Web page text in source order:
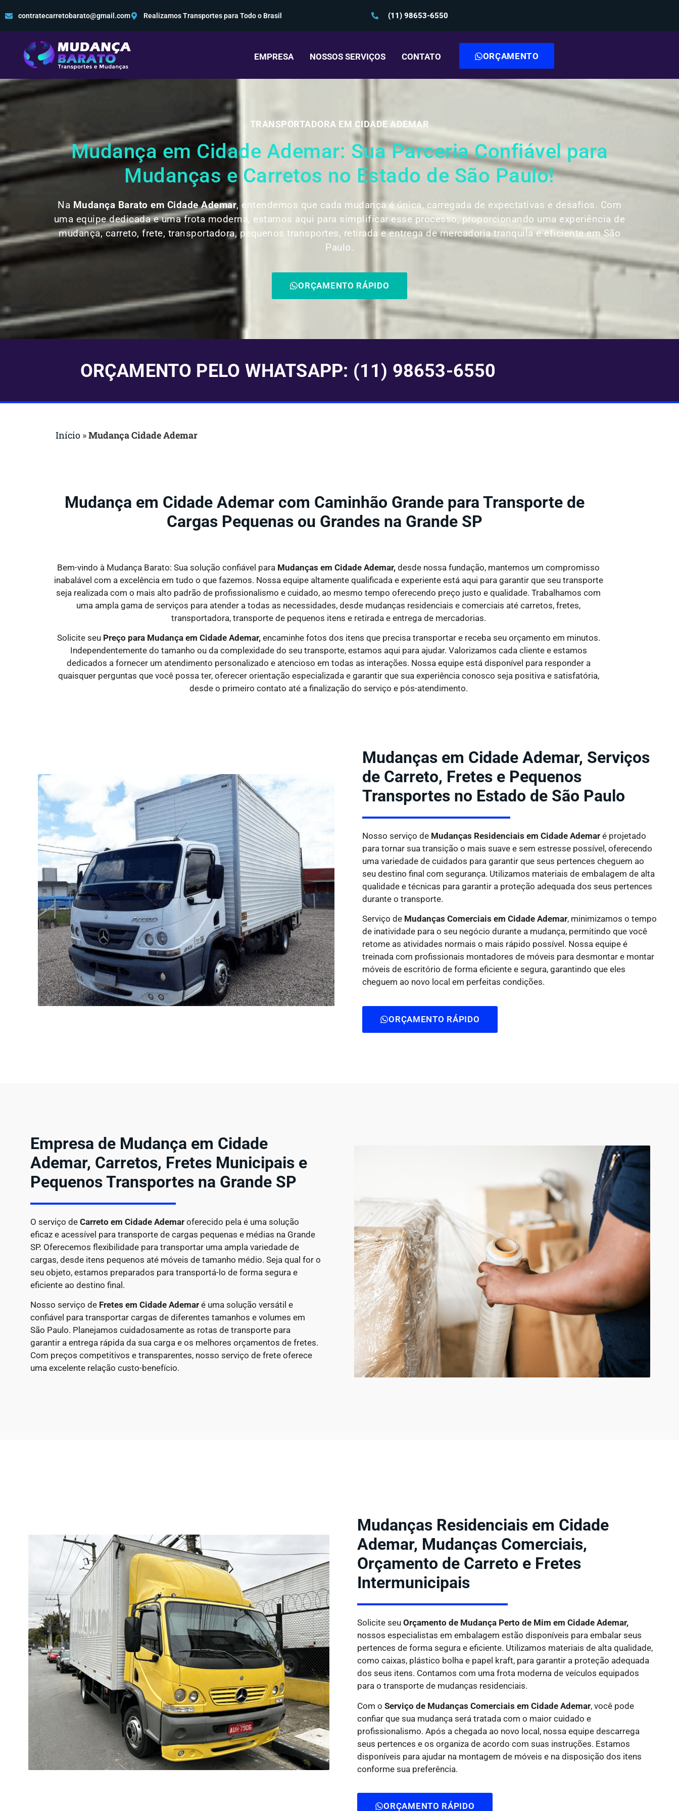
contratecarretobarato@gmail.com Realizamos Transportes para Todo o Brasil (11) 98653-6550
EMPRESA NOSSOS SERVIÇOS CONTATO ORÇAMENTO
TRANSPORTADORA EM CIDADE ADEMAR
Mudança em Cidade Ademar: Sua Parceria Confiável para
Mudanças e Carretos no Estado de São Paulo!
Na Mudança Barato em Cidade Ademar, entendemos que cada mudança é única, carregada de expectativas e desafios. Com
uma equipe dedicada e uma frota moderna, estamos aqui para simplificar esse processo, proporcionando uma experiência de
mudança, carreto, frete, transportadora, pequenos transportes, retirada e entrega de mercadoria tranquila e eficiente em São
Paulo.
ORÇAMENTO RÁPIDO
ORÇAMENTO PELO WHATSAPP: (11) 98653-6550
Início »Mudança Cidade Ademar
Mudança em Cidade Ademar com Caminhão Grande para Transporte de
Cargas Pequenas ou Grandes na Grande SP
Bem-vindo à Mudança Barato: Sua solução confiável para Mudanças em Cidade Ademar, desde nossa fundação, mantemos um compromisso
inabalável com a excelência em tudo o que fazemos. Nossa equipe altamente qualificada e experiente está aqui para garantir que seu transporte
seja realizada com o mais alto padrão de profissionalismo e cuidado, ao mesmo tempo oferecendo preço justo e qualidade. Trabalhamos com
uma ampla gama de serviços para atender a todas as necessidades, desde mudanças residenciais e comerciais até carretos, fretes,
transportadora, transporte de pequenos itens e retirada e entrega de mercadorias.
Solicite seu Preço para Mudança em Cidade Ademar,encaminhe fotos dos itens que precisa transportar e receba seu orçamento em minutos.
Independentemente do tamanho ou da complexidade do seu transporte, estamos aqui para ajudar. Valorizamos cada cliente e estamos
dedicados a fornecer um atendimento personalizado e atencioso em todas as interações. Nossa equipe está disponível para responder a
quaisquer perguntas que você possa ter, oferecer orientação especializada e garantir que sua experiência conosco seja positiva e satisfatória,
desde o primeiro contato até a finalização do serviço e pós-atendimento.
Mudanças em Cidade Ademar, Serviços
de Carreto, Fretes e Pequenos
Transportes no Estado de São Paulo
Nosso serviço de Mudanças Residenciais em Cidade Ademar é projetado
para tornar sua transição o mais suave e sem estresse possível, oferecendo
uma variedade de cuidados para garantir que seus pertences cheguem ao
seu destino final com segurança. Utilizamos materiais de embalagem de alta
qualidade e técnicas para garantir a proteção adequada dos seus pertences
durante o transporte.
Serviço de Mudanças Comerciais em Cidade Ademar, minimizamos o tempo
de inatividade para o seu negócio durante a mudança, permitindo que você
retome as atividades normais o mais rápido possível. Nossa equipe é
treinada com profissionais montadores de móveis para desmontar e montar
móveis de escritório de forma eficiente e segura, garantindo que eles
cheguem ao novo local em perfeitas condições.
ORÇAMENTO RÁPIDO
Empresa de Mudança em Cidade
Ademar, Carretos, Fretes Municipais e
Pequenos Transportes na Grande SP
O serviço de Carreto em Cidade Ademar oferecido pela é uma solução
eficaz e acessível para transporte de cargas pequenas e médias na Grande
SP. Oferecemos flexibilidade para transportar uma ampla variedade de
cargas, desde itens pequenos até móveis de tamanho médio. Seja qual for o
seu objeto, estamos preparados para transportá-lo de forma segura e
eficiente ao destino final.
Nosso serviço de Fretes em Cidade Ademar é uma solução versátil e
confiável para transportar cargas de diferentes tamanhos e volumes em
São Paulo. Planejamos cuidadosamente as rotas de transporte para
garantir a entrega rápida da sua carga e os melhores orçamentos de fretes.
Com preços competitivos e transparentes, nosso serviço de frete oferece
uma excelente relação custo-benefício.
Mudanças Residenciais em Cidade
Ademar, Mudanças Comerciais,
Orçamento de Carreto e Fretes
Intermunicipais
Solicite seuOrçamento de Mudança Perto de Mim em Cidade Ademar,
nossos especialistas em embalagem estão disponíveis para embalar seus
pertences de forma segura e eficiente. Utilizamos materiais de alta qualidade,
como caixas, plástico bolha e papel kraft, para garantir a proteção adequada
dos seus itens. Contamos com uma frota moderna de veículos equipados
para o transporte de mudanças residenciais.
Com oServiço de Mudanças Comerciais em Cidade Ademar, você pode
confiar que sua mudança será tratada com o maior cuidado e
profissionalismo. Após a chegada ao novo local, nossa equipe descarrega
seus pertences e os organiza de acordo com suas instruções. Estamos
disponíveis para ajudar na montagem de móveis e na disposição dos itens
conforme sua preferência.
ORÇAMENTO RÁPIDO